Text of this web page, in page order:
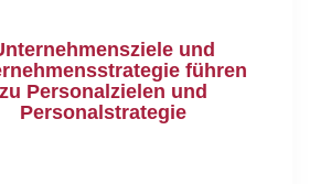
und
führen
zu Personalzielen und
Personalstrategie